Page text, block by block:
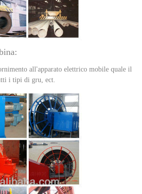
all'apparato elettrico mobile quale il
i tipi di gru, ect.